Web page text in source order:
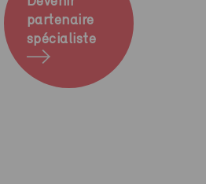
partenaire
spécialiste